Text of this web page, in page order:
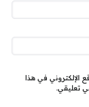
الإلكتروني في هذا
تعليقي.